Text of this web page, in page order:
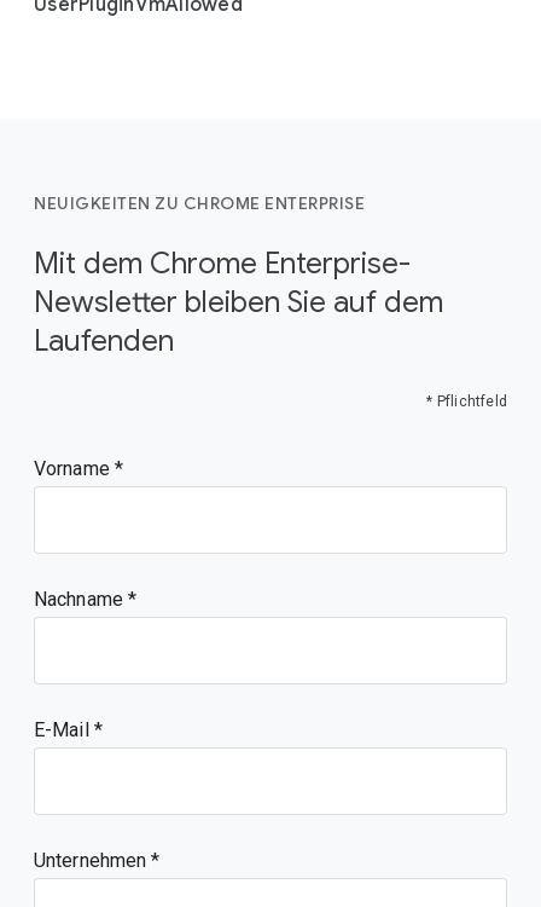
UserPluginVmAllowed
NEUIGKEITEN ZU CHROME ENTERPRISE
Mit dem Chrome Enterprise-
Newsletter bleiben Sie auf dem
Laufenden
* Pflichtfeld
Vorname
Nachname
E-Mail
Unternehmen